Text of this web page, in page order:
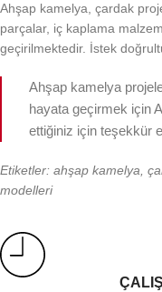
Ahşap kamelya, çardak
parçalar, iç kaplama
geçirilmektedir. İstek
Ahşap kamelya
hayata geçirmek için
ettiğiniz için teşekkür
Etiketler: ahşap kamelya,
modelleri